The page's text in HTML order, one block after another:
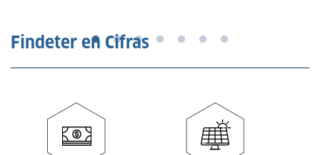
Findeter en Cifras